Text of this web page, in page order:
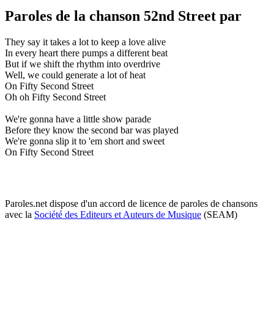
Paroles de la chanson 52nd Street par
They say it takes a lot to keep a love alive
In every heart there pumps a different beat
But if we shift the rhythm into overdrive
Well, we could generate a lot of heat
On Fifty Second Street
Oh oh Fifty Second Street
We're gonna have a little show parade
Before they know the second bar was played
We're gonna slip it to 'em short and sweet
On Fifty Second Street
Paroles.net dispose d'un accord de licence de paroles de chansons
avec la Société des Editeurs et Auteurs de Musique (SEAM)